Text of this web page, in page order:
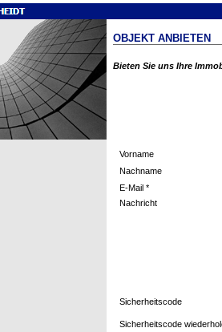
OBJEKT ANBIETEN
Bieten Sie uns Ihre
Vorname
Nachname
E-Mail *
Nachricht
Sicherheitscode
Sicherheitscode